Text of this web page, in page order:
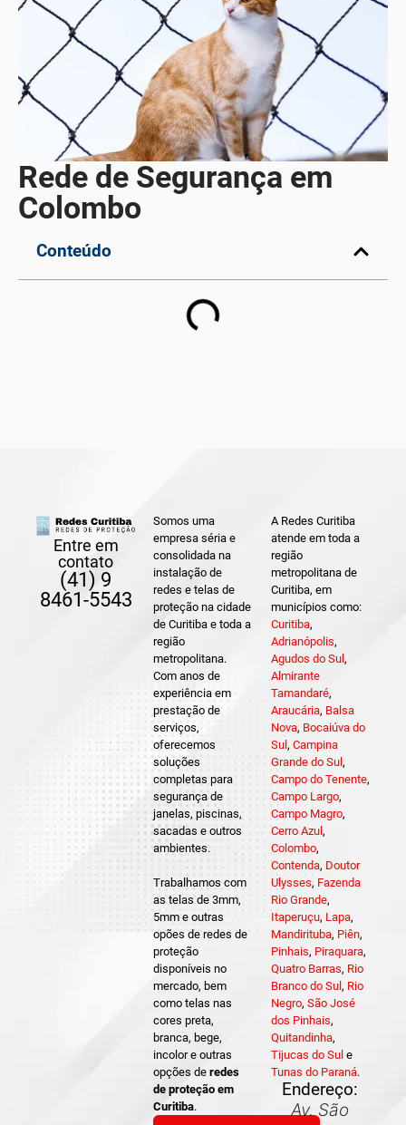
Rede de Segurança em
Colombo
Conteúdo
Entre em
contato
(41) 9
8461-5543
Somos uma
empresa séria e
consolidada na
instalação de
redes e telas de
proteção na cidade
de Curitiba e toda a
região
metropolitana.
Com anos de
experiência em
prestação de
serviços,
oferecemos
soluções
completas para
segurança de
janelas, piscinas,
sacadas e outros
ambientes.
Trabalhamos com
as telas de 3mm,
5mm e outras
opões de redes de
proteção
disponíveis no
mercado, bem
como telas nas
cores preta,
branca, bege,
incolor e outras
opções deredes
de proteção em
Curitiba.
A Redes Curitiba
atende em toda a
região
metropolitana de
Curitiba, em
municípios como:
Curitiba,
Adrianópolis,
Agudos do Sul ,
Almirante
Tamandaré,
Araucária, Balsa
Nova, Bocaiúva do
Sul , Campina
Grande do Sul ,
Campo do Tenente,
Campo Largo,
Campo Magro,
Cerro Azul ,
Colombo,
Contenda, Doutor
Ulysses, Fazenda
Rio Grande,
Itaperuçu, Lapa,
Mandirituba, Piên,
Pinhais, Piraquara,
Quatro Barras, Rio
Branco do Sul , Rio
Negro, São José
dos Pinhais,
Quitandinha,
Tijucas do Sul e
Tunas do Paraná.
Endereço:
Av. São